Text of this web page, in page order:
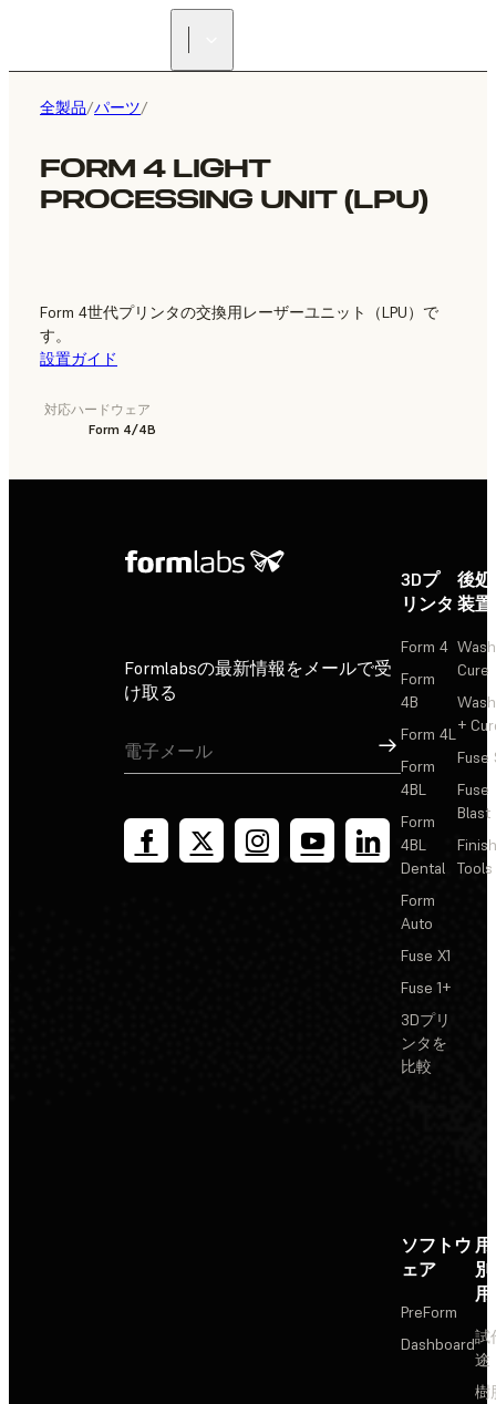
全製品/パーツ/
FORM 4 LIGHT
PROCESSING UNIT (LPU)
Form 4世代プリンタの交換用レーザーユニット（LPU）で
す。
設置ガイド
対応ハードウェア
Form 4/4B
Formlabsの最新情報をメールで受
け取る
サインアップ
3Dプ
リンタ
Form 4
Form
4B
Form 4L
Form
4BL
Form
4BL
Dental
Form
Auto
Fuse X1
Fuse 1+
3Dプリ
ンタを
比較
後
装置
Cure
+
Fuse
Fuse
Blast
Tools
ソフトウ
ェア
PreForm
Dashboard試
途
樹